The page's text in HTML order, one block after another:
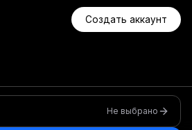
Создать аккаунт
Не выбрано